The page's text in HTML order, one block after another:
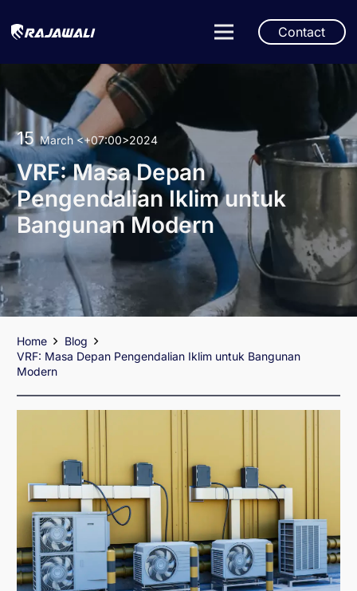
Contact
15 March <+07:00>2024
VRF: Masa Depan
Pengendalian Iklim untuk
Bangunan Modern
Home
Blog
VRF: Masa Depan Pengendalian Iklim untuk Bangunan
Modern